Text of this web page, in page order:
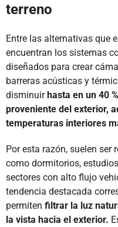
terreno
Entre las alternativas que
encuentran los sistemas
diseñados para crear
barreras acústicas y
disminuirhasta en un 40
proveniente del exterior,
temperaturas interiores
Por esta razón, suelen ser
como dormitorios,
sectores con alto flujo
tendencia destacada
permiten filtrar la luz
la vista hacia el exterior.